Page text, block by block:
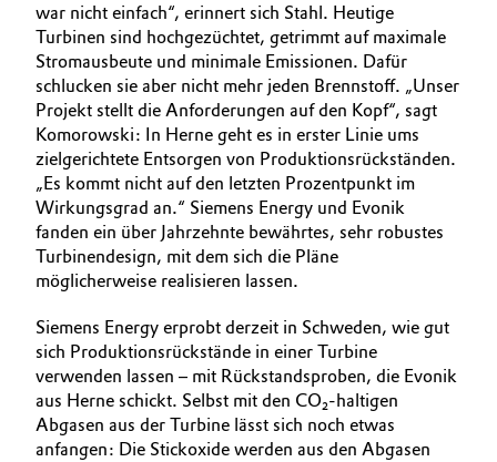
war nicht einfach“, erinnert sich Stahl. Heutige
Turbinen sind hochgezüchtet, getrimmt auf maximale
Stromausbeute und minimale Emissionen. Dafür
schlucken sie aber nicht mehr jeden Brennstoff. „Unser
Projekt stellt die Anforderungen auf den Kopf“, sagt
Komorowski: In Herne geht es in erster Linie ums
zielgerichtete Entsorgen von Produktionsrückständen.
„Es kommt nicht auf den letzten Prozentpunkt im
Wirkungsgrad an.“ Siemens Energy und Evonik
fanden ein über Jahrzehnte bewährtes, sehr robustes
Turbinendesign, mit dem sich die Pläne
möglicherweise realisieren lassen.
Siemens Energy erprobt derzeit in Schweden, wie gut
sich Produktionsrückstände in einer Turbine
verwenden lassen – mit Rückstandsproben, die Evonik
aus Herne schickt. Selbst mit den CO₂-haltigen
Abgasen aus der Turbine lässt sich noch etwas
anfangen: Die Stickoxide werden aus den Abgasen